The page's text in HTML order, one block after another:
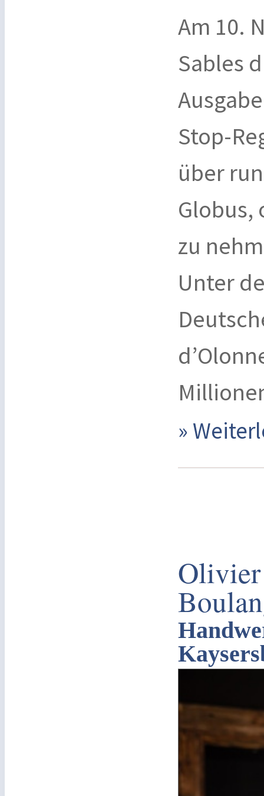
Am 10.
Sables
Stop-
über
Globus,
zu
Unter
»